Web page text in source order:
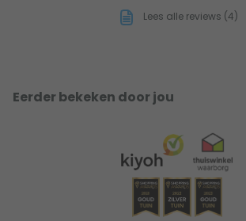
Lees alle reviews (4)
Eerder bekeken door jou